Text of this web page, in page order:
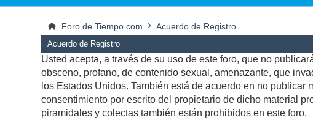
Foro de Tiempo.com Acuerdo de Registro
Acuerdo de Registro
Usted acepta, a través de su uso de este foro, que no
obsceno, profano, de contenido sexual, amenazante, que
los Estados Unidos. También está de acuerdo en no
consentimiento por escrito del propietario de dicho material
piramidales y colectas también están prohibidos en este foro.